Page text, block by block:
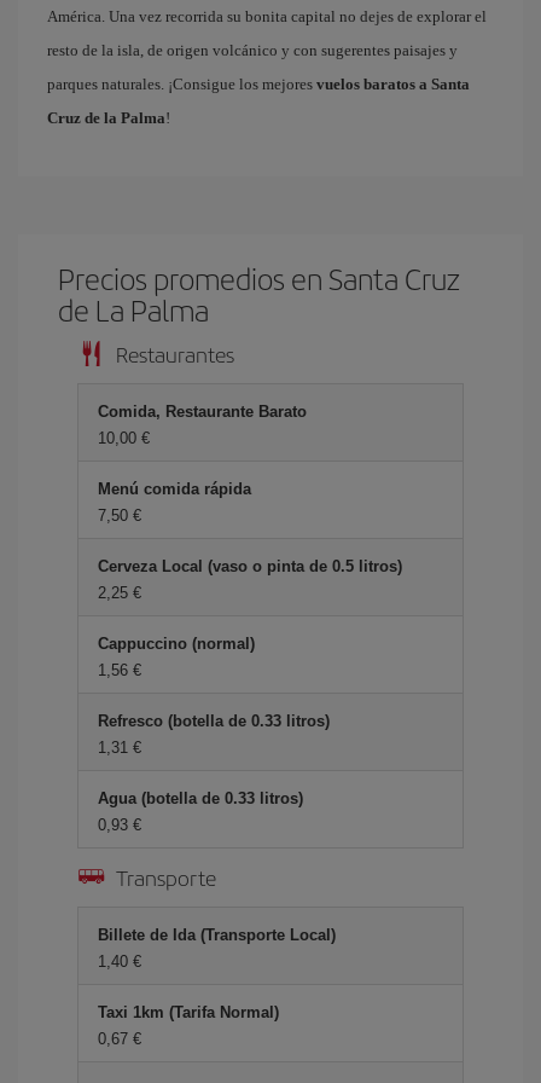
América. Una vez recorrida su bonita capital no dejes de explorar el
resto de la isla, de origen volcánico y con sugerentes paisajes y
parques naturales. ¡Consigue los mejores vuelos baratos a Santa
Cruz de la Palma!
Precios promedios en Santa Cruz
de La Palma
Restaurantes
Comida, Restaurante Barato
10,00 €
Menú comida rápida
7,50 €
Cerveza Local (vaso o pinta de 0.5 litros)
2,25 €
Cappuccino (normal)
1,56 €
Refresco (botella de 0.33 litros)
1,31 €
Agua (botella de 0.33 litros)
0,93 €
Transporte
Billete de Ida (Transporte Local)
1,40 €
Taxi 1km (Tarifa Normal)
0,67 €